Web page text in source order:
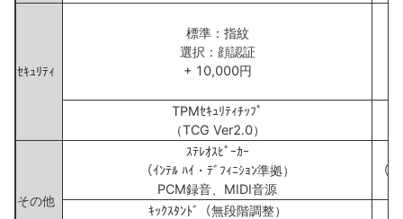
ｾｷｭﾘﾃｨ
標準：指紋
選択：顔認証
+ 10,000円
TPMｾｷｭﾘﾃｨﾁｯﾌﾟ
（TCG Ver2.0）
その他
ｽﾃﾚｵｽﾋﾟｰｶｰ
（ｲﾝﾃﾙ ﾊｲ・ﾃﾞﾌｨﾆｼｮﾝ準拠）
PCM録音、MIDI音源
（
ｷｯｸｽﾀﾝﾄﾞ（無段階調整）